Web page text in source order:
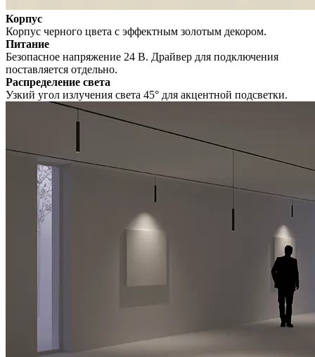
Корпус
Корпус черного цвета с эффектным золотым декором.
Питание
Безопасное напряжение 24 В. Драйвер для подключения
поставляется отдельно.
Распределение света
Узкий угол излучения света 45° для акцентной подсветки.